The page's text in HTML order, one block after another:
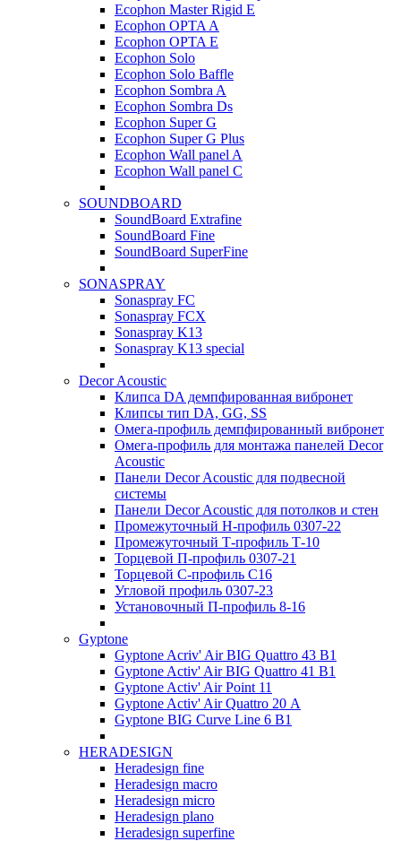
Ecophon Master Rigid E
Ecophon OPTA A
Ecophon OPTA E
Ecophon Solo
Ecophon Solo Baffle
Ecophon Sombra A
Ecophon Sombra Ds
Ecophon Super G
Ecophon Super G Plus
Ecophon Wall panel A
Ecophon Wall panel C
SOUNDBOARD
SoundBoard Extrafine
SoundBoard Fine
SoundBoard SuperFine
SONASPRAY
Sonaspray FC
Sonaspray FCX
Sonaspray K13
Sonaspray K13 special
Decor Acoustic
Клипса DA демпфированная вибронет
Клипсы тип DA, GG, SS
Омега-профиль демпфированный вибронет
Омега-профиль для монтажа панелей Decor
Acoustic
Панели Decor Acoustic для подвесной
системы
Панели Decor Acoustic для потолков и стен
Промежуточный Н-профиль 0307-22
Промежуточный Т-профиль Т-10
Торцевой П-профиль 0307-21
Торцевой С-профиль С16
Угловой профиль 0307-23
Установочный П-профиль 8-16
Gyptone
Gyptone Acriv' Air BIG Quattro 43 В1
Gyptone Activ' Air BIG Quattro 41 B1
Gyptone Activ' Air Point 11
Gyptone Activ' Air Quattro 20 А
Gyptone BIG Curve Line 6 B1
HERADESIGN
Heradesign fine
Heradesign macro
Heradesign micro
Heradesign plano
Heradesign superfine